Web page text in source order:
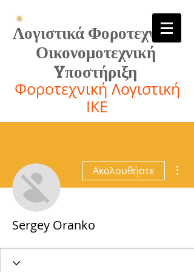
Λογιστικά Φοροτεχνικά
Οικονομοτεχνική
Yποστήριξη
Φοροτεχνική Λογιστική
ΙΚΕ
Ακολουθήστε
Sergey Oranko